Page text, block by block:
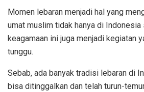
Momen lebaran menjadi hal yang
umat muslim tidak hanya di Indonesia
keagamaan ini juga menjadi kegiatan
tunggu.
Sebab, ada banyak tradisi lebaran di
bisa ditinggalkan dan telah turun-